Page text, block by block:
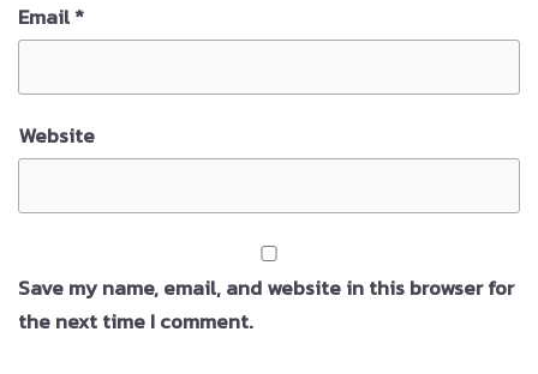
Email*
Website
Save my name, email, and website in this browser for
the next time I comment.